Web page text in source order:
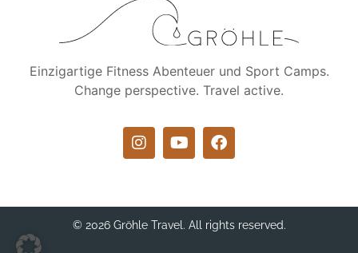
Einzigartige Fitness Abenteuer und Sport Camps.
Change perspective. Travel active.
© 2026 Gröhle Travel. All rights reserved.